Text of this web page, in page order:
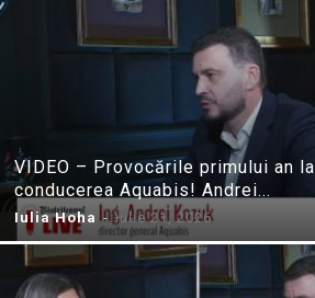
VIDEO – Provocările primului an la
conducerea Aquabis! Andrei...
Iulia Hoha - iulie 21, 2026